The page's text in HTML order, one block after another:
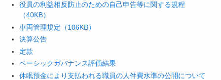
役員の利益相反防止のための自己申告等に関する規程
（40KB）
車両管理規定（106KB）
決算公告
定款
ベーシックガバナンス評価結果
休眠預⾦により⽀払われる職員の⼈件費⽔準の公開について